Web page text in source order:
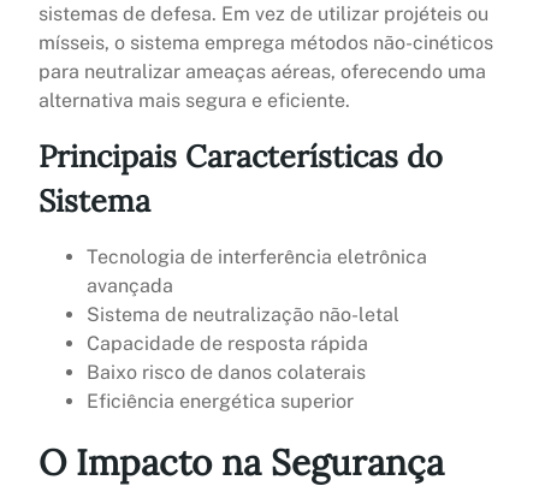
sistemas de defesa. Em vez de utilizar projéteis ou
mísseis, o sistema emprega métodos não-cinéticos
para neutralizar ameaças aéreas, oferecendo uma
alternativa mais segura e eficiente.
Principais Características do
Sistema
Tecnologia de interferência eletrônica
avançada
Sistema de neutralização não-letal
Capacidade de resposta rápida
Baixo risco de danos colaterais
Eficiência energética superior
O Impacto na Segurança